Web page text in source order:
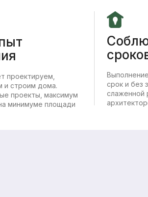
срок и без
слаженной
проектируем,
и строим дома.
проекты, максимум
минимуме площади